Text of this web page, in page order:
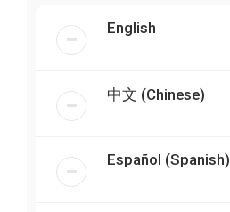
English
中文 (Chinese)
Español (Spanish)